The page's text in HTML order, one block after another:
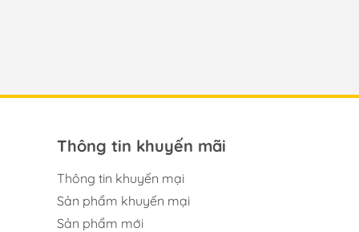
Thông tin khuyến mãi
Thông tin khuyến mại
Sản phẩm khuyến mại
Sản phẩm mới